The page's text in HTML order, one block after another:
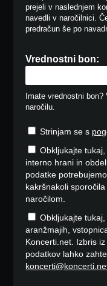
prejeli v naslednjem
navedli v naročilnici.
predračun še po
Vrednostni bon:
Imate vrednostni
naročilu.
Strinjam se s
Obkljukajte
interno hrani in
podatke
kakršnakoli
naročilom.
Obkljukajte
aranžmajih,
Koncerti.net. Izbris
podatkov lahko